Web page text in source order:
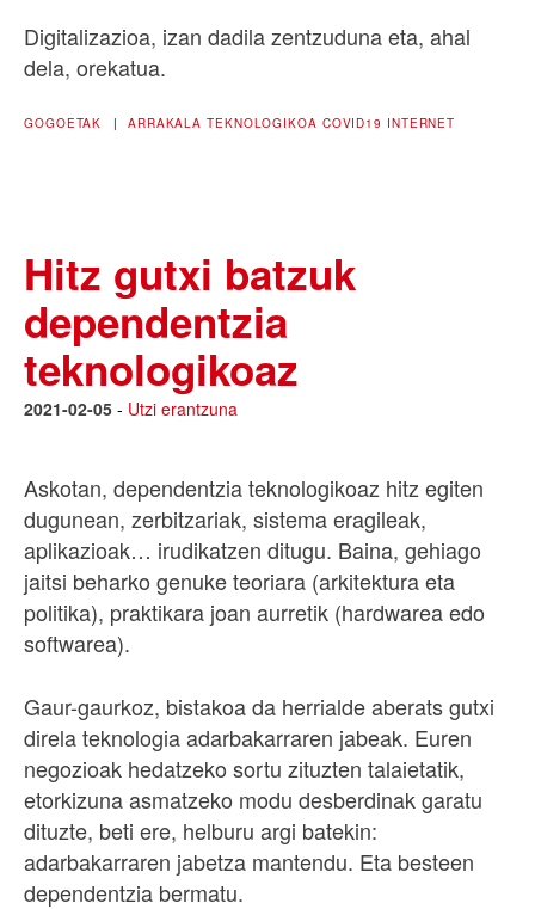
Digitalizazioa, izan dadila zentzuduna eta, ahal
dela, orekatua.
GOGOETAK | ARRAKALA TEKNOLOGIKOA COVID19 INTERNET
Hitz gutxi batzuk
dependentzia
teknologikoaz
2021-02-05 - Utzi erantzuna
Askotan, dependentzia teknologikoaz hitz egiten
dugunean, zerbitzariak, sistema eragileak,
aplikazioak… irudikatzen ditugu. Baina, gehiago
jaitsi beharko genuke teoriara (arkitektura eta
politika), praktikara joan aurretik (hardwarea edo
softwarea).
Gaur-gaurkoz, bistakoa da herrialde aberats gutxi
direla teknologia adarbakarraren jabeak. Euren
negozioak hedatzeko sortu zituzten talaietatik,
etorkizuna asmatzeko modu desberdinak garatu
dituzte, beti ere, helburu argi batekin:
adarbakarraren jabetza mantendu. Eta besteen
dependentzia bermatu.